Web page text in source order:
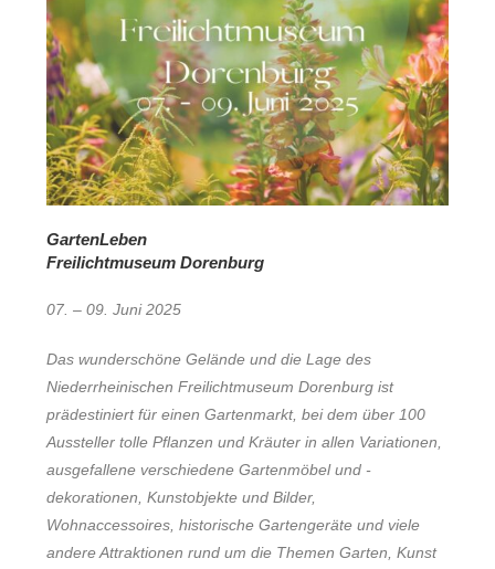
GartenLeben
Freilichtmuseum Dorenburg
07. – 09. Juni 2025
Das wunderschöne Gelände und die Lage des
Niederrheinischen Freilichtmuseum Dorenburg ist
prädestiniert für einen Gartenmarkt, bei dem über 100
Aussteller tolle Pflanzen und Kräuter in allen Variationen,
ausgefallene verschiedene Gartenmöbel und -
dekorationen, Kunstobjekte und Bilder,
Wohnaccessoires, historische Gartengeräte und viele
andere Attraktionen rund um die Themen Garten, Kunst